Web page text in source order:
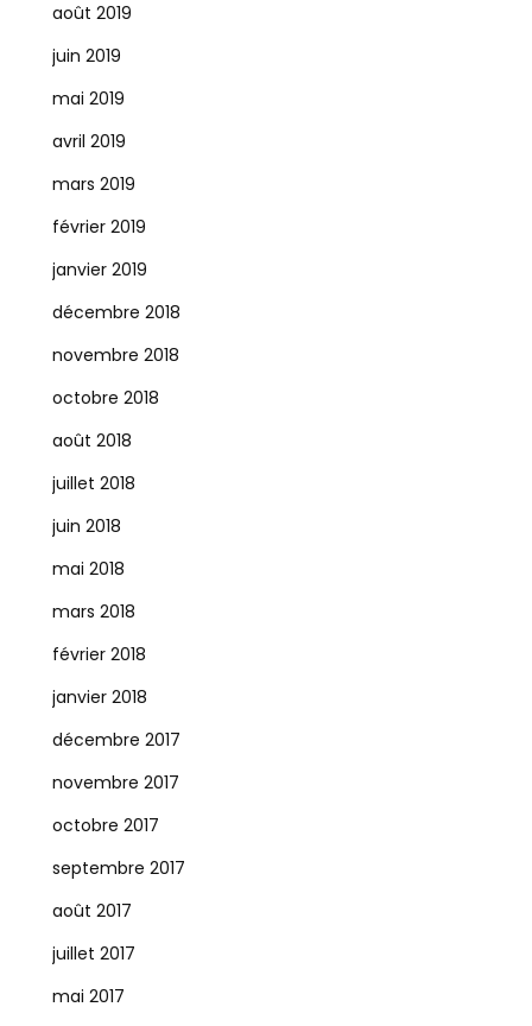
août 2019
juin 2019
mai 2019
avril 2019
mars 2019
février 2019
janvier 2019
décembre 2018
novembre 2018
octobre 2018
août 2018
juillet 2018
juin 2018
mai 2018
mars 2018
février 2018
janvier 2018
décembre 2017
novembre 2017
octobre 2017
septembre 2017
août 2017
juillet 2017
mai 2017